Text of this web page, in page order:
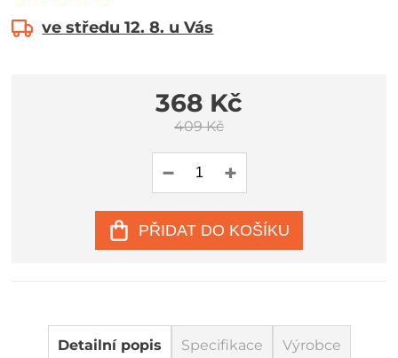
ve středu 12. 8. u Vás
368 Kč
409 Kč
PŘIDAT DO KOŠÍKU
Detailní popis Specifikace Výrobce